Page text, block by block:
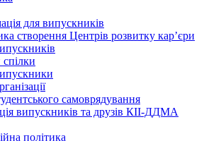
для випускників
створення Центрів розвитку кар’єри
самоврядування
випускників та друзів КІІ-ДДМА
політика